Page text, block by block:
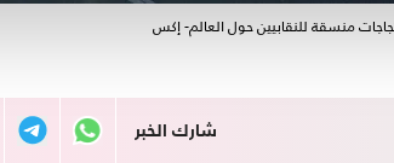
منسقة للنقابيين حول العالم- إكس
شارك الخبر